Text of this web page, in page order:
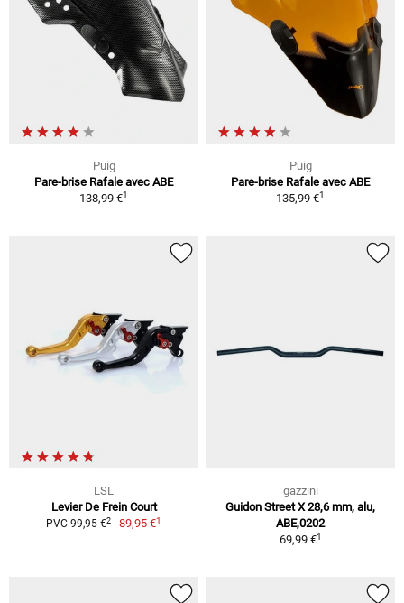
Puig
Pare-brise Rafale avec ABE
138,99 €1
Puig
Pare-brise Rafale avec ABE
135,99 €1
LSL
Levier De Frein Court
PVC 99,95 €2 89,95 €1
gazzini
Guidon Street X 28,6 mm, alu,
ABE,0202
69,99 €1